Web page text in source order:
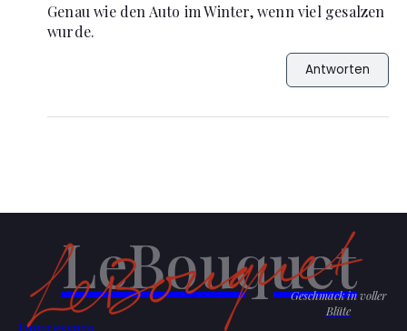
Genau wie den Auto im Winter, wenn viel gesalzen
wurde.
Antworten
LeBouquet
Geschmack in voller
Blüte